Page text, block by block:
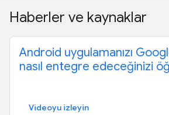
Haberler ve kaynaklar
Android uygulamanızı
nasıl entegre edeceğinizi
Videoyu izleyin